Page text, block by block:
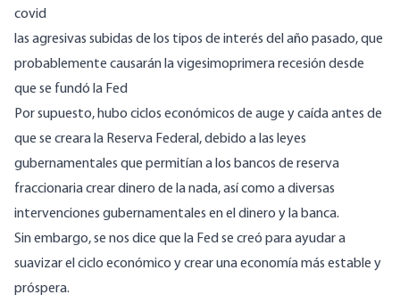
covid
las agresivas subidas de los tipos de interés del año pasado, que
probablemente causarán la vigesimoprimera recesión desde
que se fundó la Fed
Por supuesto, hubo ciclos económicos de auge y caída antes de
que se creara la Reserva Federal, debido a las leyes
gubernamentales que permitían a los bancos de reserva
fraccionaria crear dinero de la nada, así como a diversas
intervenciones gubernamentales en el dinero y la banca.
Sin embargo, se nos dice que la Fed se creó para ayudar a
suavizar el ciclo económico y crear una economía más estable y
próspera.